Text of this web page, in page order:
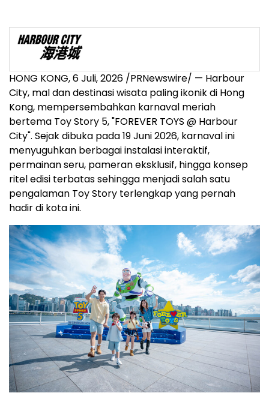
HONG KONG,6 Juli, 2026 /PRNewswire/ — Harbour
City, mal dan destinasi wisata paling ikonik di Hong
Kong, mempersembahkan karnaval meriah
bertema Toy Story 5, "FOREVER TOYS @ Harbour
City". Sejak dibuka pada 19 Juni 2026, karnaval ini
menyuguhkan berbagai instalasi interaktif,
permainan seru, pameran eksklusif, hingga konsep
ritel edisi terbatas sehingga menjadi salah satu
pengalaman Toy Story terlengkap yang pernah
hadir di kota ini.